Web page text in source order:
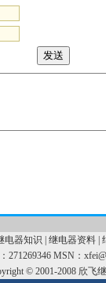
电器知识 继电器资料|
271269346 MSN：
© 2001-2008 欣飞